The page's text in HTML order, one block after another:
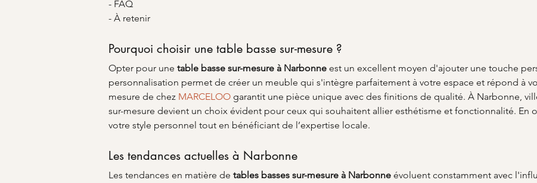
- FAQ
- À retenir
Pourquoi choisir une table basse sur-mesure ?
Opter pour une table basse sur-mesure à Narbonne est un excellent moyen d'ajouter une touche
personnalisation permet de créer un meuble qui s'intègre parfaitement à votre espace et répond à
mesure de chez MARCELOO garantit une pièce unique avec des finitions de qualité. À Narbonne,
sur-mesure devient un choix évident pour ceux qui souhaitent allier esthétisme et fonctionnalité. En
votre style personnel tout en bénéficiant de l’expertise locale.
Les tendances actuelles à Narbonne
Les tendances en matière de tables basses sur-mesure à Narbonne évoluent constamment avec